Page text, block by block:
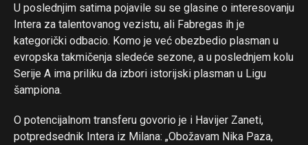
U poslednjim satima pojavile su se glasine o interesovanju
Intera za talentovanog vezistu, ali Fabregas ih je
kategorički odbacio. Komo je već obezbedio plasman u
evropska takmičenja sledeće sezone, a u poslednjem kolu
Serije A ima priliku da izbori istorijski plasman u Ligu
šampiona.
O potencijalnom transferu govorio je i Havijer Zaneti,
potpredsednik Intera iz Milana: „Obožavam Nika Paza,
Flipboard
Reddit
Email